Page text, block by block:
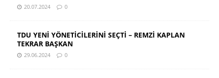
20.07.2024 0
TDU YENİ YÖNETİCİLERİNİ SEÇTİ – REMZİ KAPLAN
TEKRAR BAŞKAN
29.06.2024 0